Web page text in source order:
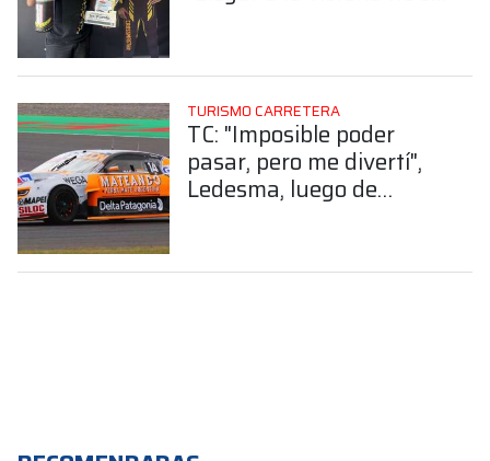
TURISMO CARRETERA
TC: "Imposible poder
pasar, pero me divertí",
Ledesma, luego de